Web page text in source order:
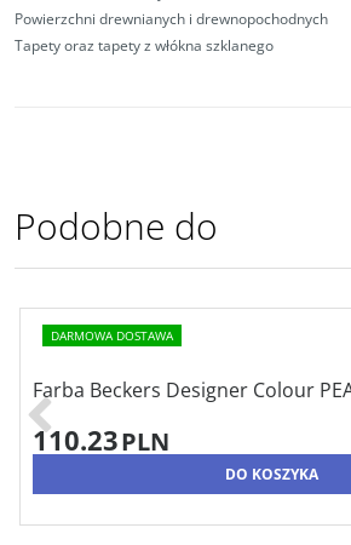
Powierzchni drewnianych i drewnopochodnych
Tapety oraz tapety z włókna szklanego
Podobne do
DOSTAWA
Beckers Designer Colour PEACE
PLN
DO KOSZYKA